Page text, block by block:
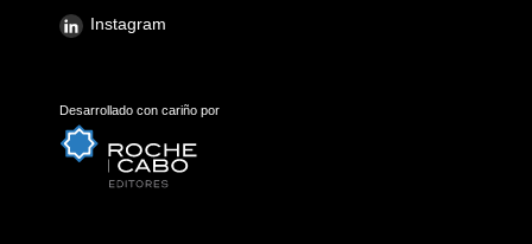
Instagram
Desarrollado con cariño por